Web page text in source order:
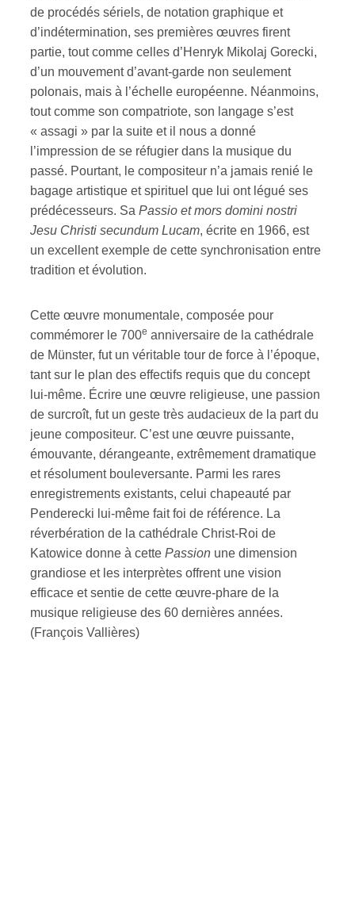
de procédés sériels, de notation graphique et
d’indétermination, ses premières œuvres firent
partie, tout comme celles d’Henryk Mikolaj Gorecki,
d’un mouvement d’avant-garde non seulement
polonais, mais à l’échelle européenne. Néanmoins,
tout comme son compatriote, son langage s’est
« assagi » par la suite et il nous a donné
l’impression de se réfugier dans la musique du
passé. Pourtant, le compositeur n’a jamais renié le
bagage artistique et spirituel que lui ont légué ses
prédécesseurs. Sa Passio et mors domini nostri
Jesu Christi secundum Lucam, écrite en 1966, est
un excellent exemple de cette synchronisation entre
tradition et évolution.
Cette œuvre monumentale, composée pour
commémorer le 700e anniversaire de la cathédrale
de Münster, fut un véritable tour de force à l’époque,
tant sur le plan des effectifs requis que du concept
lui-même. Écrire une œuvre religieuse, une passion
de surcroît, fut un geste très audacieux de la part du
jeune compositeur. C’est une œuvre puissante,
émouvante, dérangeante, extrêmement dramatique
et résolument bouleversante. Parmi les rares
enregistrements existants, celui chapeauté par
Penderecki lui-même fait foi de référence. La
réverbération de la cathédrale Christ-Roi de
Katowice donne à cette Passion une dimension
grandiose et les interprètes offrent une vision
efficace et sentie de cette œuvre-phare de la
musique religieuse des 60 dernières années.
(François Vallières)